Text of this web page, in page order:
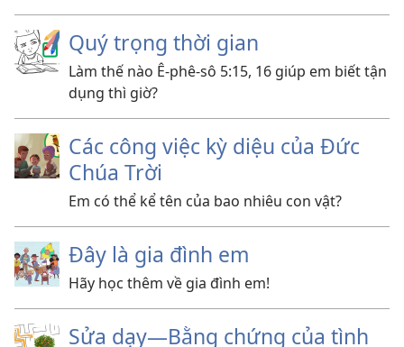
Quý trọng thời gian
Làm thế nào Ê-phê-sô 5:15, 16 giúp em biết tận
dụng thì giờ?
Các công việc kỳ diệu của Đức
Chúa Trời
Em có thể kể tên của bao nhiêu con vật?
Đây là gia đình em
Hãy học thêm về gia đình em!
Sửa dạy—Bằng chứng của tình